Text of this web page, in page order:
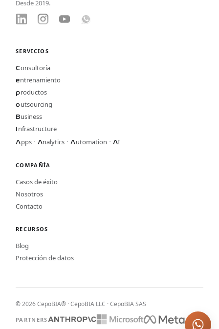
Desde 2019.
SERVICIOS
Consultoría
entrenamiento
productos
o utsourcing
Business
I nfrastructure
Apps · Analytics · Automation · AI
COMPAÑÍA
Casos de éxito
Nosotros
Contacto
RECURSOS
Blog
Protección de datos
© 2026 CepoBIA® · CepoBIA LLC · CepoBIA SAS
PARTNERS